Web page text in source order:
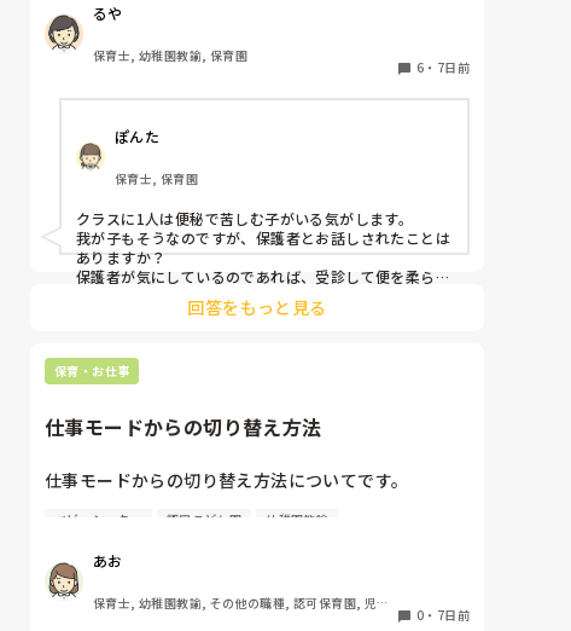
ら便意を訴えます。
なかなか出ず苦しそうです。
室内にいる時であれば良いのですが、散歩中にも突然
起こります。(午前も午後も)
は散歩を途中で切り上げ園へ戻りました。
このようなお子様のいらっしゃる園の経験者の方はい
らっしゃいますか？
今まで看護師のいる園にいたこともあり、散歩先の時
は迎えに来てもらうなどしていました。
色々なご経験のお話しを聞けたら嬉しいです。
るや
保育士, 幼稚園教諭, 保育園
6 ・ 7日前
ぽんた
保育士, 保育園
クラスに1人は便秘で苦しむ子がいる気がします。
我が子もそうなのですが、保護者とお話しされたことは
ありますか？
保護者が気にしているのであれば、受診して便を柔らか
くする薬または、便を出す力を加えるお薬りなど、その
子の便秘に応じた便秘薬をもらうことをお勧めします。
酸化マグネシウムがきくので、ミネラルを多く摂るよう
にしました。
す。
回答をもっと見る
保育・お仕事
仕事モードからの切り替え方法
仕事モードからの切り替え方法についてです。
お休みの日に仕事のことを考えると自分でも切り替え
替え迷子になっています。。
みなさんがどうやって切り替えているかを教えてほし
いです！
ベビーシッター 認定こども園 幼稚園教諭
あお
保育士, 幼稚園教諭, その他の職種, 認可保育園, 児童
0 ・ 7日前